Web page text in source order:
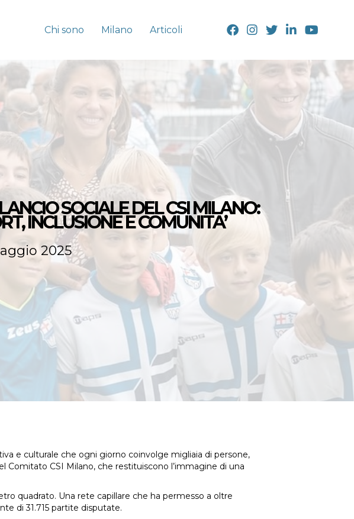
Chi sono Milano Articoli
SOCIALE DEL CSI MILANO:
INCLUSIONE E COMUNITA’
2025
e culturale che ogni giorno coinvolge migliaia di persone,
Comitato CSI Milano, che restituiscono l’immagine di una
quadrato. Una rete capillare che ha permesso a oltre
di 31.715 partite disputate.